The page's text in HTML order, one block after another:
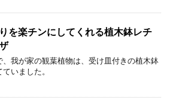
を楽チンにしてくれる植木鉢レチ
、我が家の観葉植物は、受け皿付きの植木鉢
いました。